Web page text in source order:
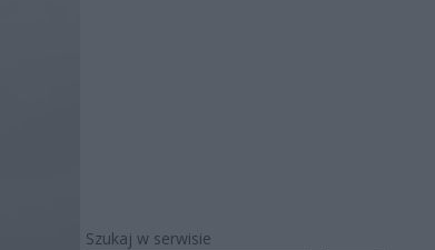
Szukaj w serwisie